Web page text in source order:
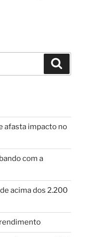
afasta impacto no
com a
acima dos 2.200